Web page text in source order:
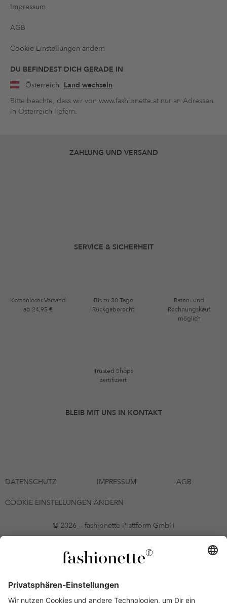
Impressum
AGB
Cookie Einstellungen ändern
DU BEFINDEST DICH GERADE IN
Österreich Land wechseln
Bitte beachte, dass wir von www.fashionette.at nur an Adressen
in Österreich liefern.
ZAHLUNG UND VERSAND
SERVICE & SICHERHEIT
Kostenloser Versand
ab 24,95 €
Bis zu 30 Tage
Rückgaberecht
Raten- und
Rechnungskauf
möglich
Trusted Shops
zertifiziert
BLEIB MIT UNS IN KONTAKT
DATENSCHUTZ IMPRESSUM AGB
COOKIE EINSTELLUNGEN ÄNDERN
© 2026 — fashionette Plattform GmbH
*Gutschein bis zum 12.08.2026 mehrmals auf alle Artikel der Seite
fashionette.at/selected-styles anwendbar. Es gelten die in den AGB
Einzelne Marken und Artikel können ausgeschlossen sein. Bonität
vorausgesetzt, alle Preise inkl. MwSt. und ohne Versandkosten. Bei